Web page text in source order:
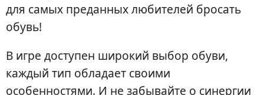
для самых преданных любителей бросать
обувь!
В игре доступен широкий выбор обуви,
каждый тип обладает своими
особенностями. И не забывайте о синергии